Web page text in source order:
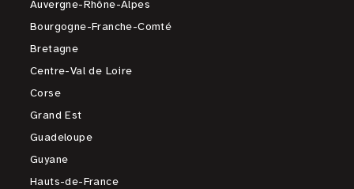
Auvergne-Rhône-Alpes
Bourgogne-Franche-Comté
Bretagne
Centre-Val de Loire
Corse
Grand Est
Guadeloupe
Guyane
Hauts-de-France